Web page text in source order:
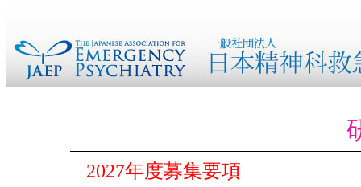
2027年度募集要項